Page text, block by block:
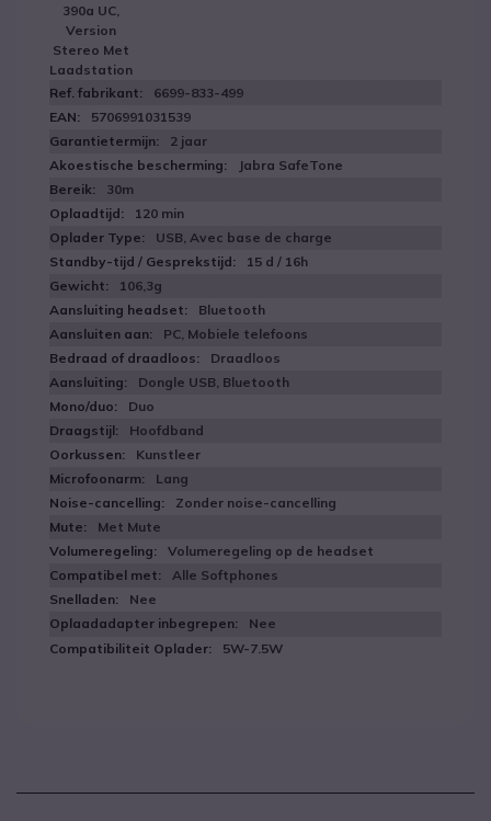
390a UC,
Version
Stereo Met
Laadstation
6699-833-499
5706991031539
2 jaar
Jabra SafeTone
30m
120 min
USB, Avec base de charge
15 d / 16h
106,3g
Bluetooth
PC, Mobiele telefoons
Draadloos
Dongle USB, Bluetooth
Duo
Hoofdband
Kunstleer
Lang
Zonder noise-cancelling
Met Mute
Volumeregeling op de headset
Alle Softphones
Nee
Nee
5W-7.5W